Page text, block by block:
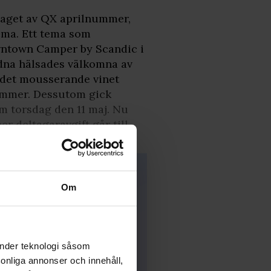
Om
teknologi såsom
annonser och innehåll,
av QX aprilnummer,
Ett tema som
Camper by Scandic i
hälsades välkomna av
mousserande vinet
Dessutom gick
torsdag den 11 maj. Nu
deltagaravgift går till